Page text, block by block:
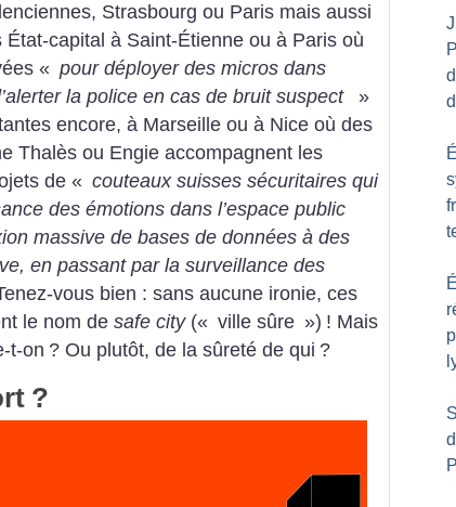
Strasbourg ou Paris mais aussi
État-capital à Saint-Étienne ou à Paris où
« pour déployer des micros dans
la police en cas de bruit suspect
»
encore, à Marseille ou à Nice où des
Thalès ou Engie accompagnent les
de « couteaux suisses sécuritaires qui
des émotions dans l’espace public
massive de bases de données à des
en passant par la surveillance des
vous bien : sans aucune ironie, ces
le nom de safe city(« ville sûre ») ! Mais
t-on ? Ou plutôt, de la sûreté de qui ?
?